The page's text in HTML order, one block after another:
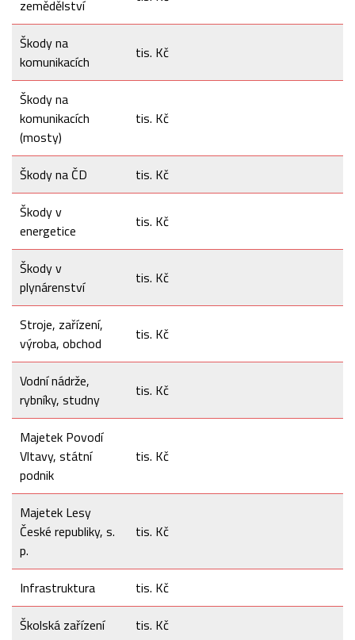
zemědělství
Škody na
komunikacích
tis. Kč
Škody na
komunikacích
(mosty)
tis. Kč
Škody na ČD
tis. Kč
Škody v
energetice
tis. Kč
Škody v
plynárenství
tis. Kč
Stroje, zařízení,
výroba, obchod
tis. Kč
Vodní nádrže,
rybníky, studny
tis. Kč
Majetek Povodí
Vltavy, státní
podnik
tis. Kč
Majetek Lesy
České republiky, s.
p.
tis. Kč
Infrastruktura
tis. Kč
Školská zařízení
tis. Kč